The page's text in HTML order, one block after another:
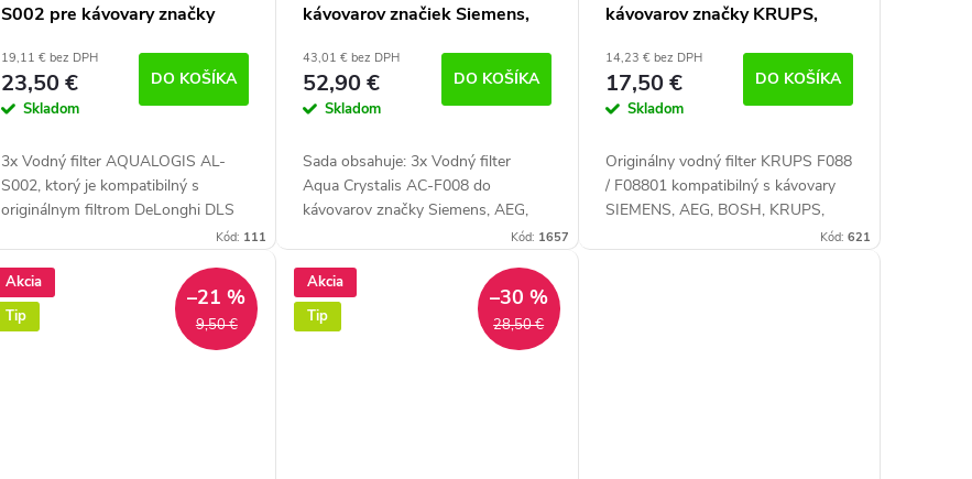
S002 pre kávovary značky
C002)
19,11 € bez DPH
23,50 €
Skladom
DO KOŠÍKA
3x Vodný filter AQUALOGIS AL-
S002, ktorý je kompatibilný s
originálnym filtrom DeLonghi DLS
C002 zlepšuje kvalitu vody a tým
kameňa. Kompatibilný s...
Kód: 111
kávovarov značiek Siemens,
43,01 € bez DPH
52,90 €
Skladom
DO KOŠÍKA
Sada obsahuje: 3x Vodný filter
Aqua Crystalis AC-F008 do
kávovarov značky Siemens, AEG,
zvyškov mlieka Aqua...
Kód: 1657
kávovarov značky KRUPS,
NIVONA
14,23 € bez DPH
17,50 €
Skladom
DO KOŠÍKA
Originálny vodný filter KRUPS F088
/ F08801 kompatibilný s kávovary
SIEMENS, AEG, BOSH, KRUPS,
Kód: 621
Akcia
Tip
9,50 €
–21 %
Akcia
Tip
28,50 €
–30 %